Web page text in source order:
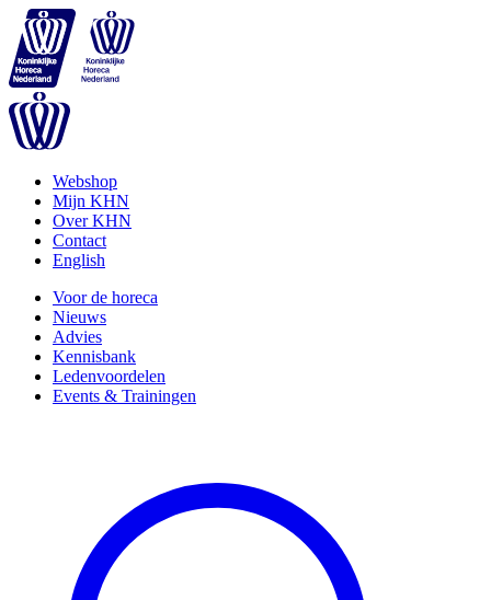
Webshop
Mijn KHN
Over KHN
Contact
English
Voor de horeca
Nieuws
Advies
Kennisbank
Ledenvoordelen
Events & Trainingen